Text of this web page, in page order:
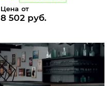
Цена от
8 502 руб.